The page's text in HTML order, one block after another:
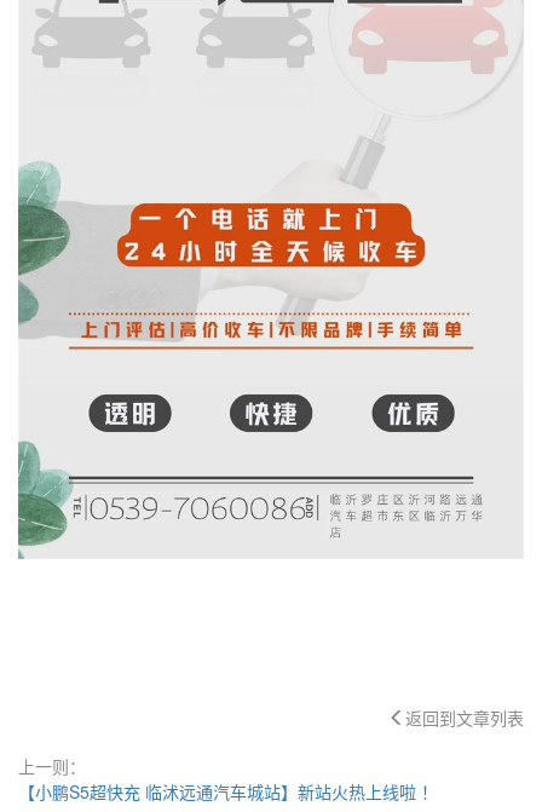
返回到文章列表
上一则：
【小鹏S5超快充 临沭远通汽车城站】新站火热上线啦 ！